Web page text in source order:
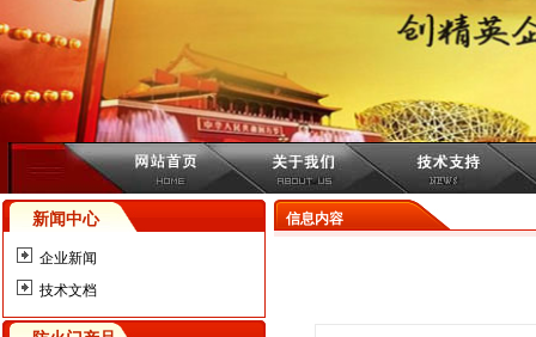
新闻中心
企业新闻
技术文档
信息内容